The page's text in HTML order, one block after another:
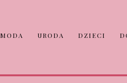
MODA URODA DZIECI